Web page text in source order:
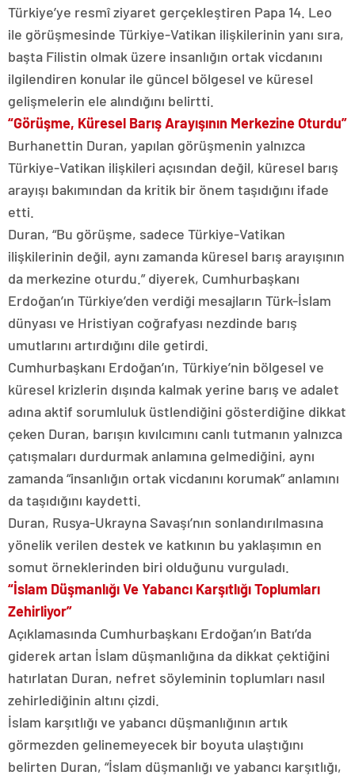
Türkiye’ye resmî ziyaret gerçekleştiren Papa 14. Leo
ile görüşmesinde Türkiye-Vatikan ilişkilerinin yanı sıra,
başta Filistin olmak üzere insanlığın ortak vicdanını
ilgilendiren konular ile güncel bölgesel ve küresel
gelişmelerin ele alındığını belirtti.
“Görüşme, Küresel Barış Arayışının Merkezine Oturdu”
Burhanettin Duran, yapılan görüşmenin yalnızca
Türkiye-Vatikan ilişkileri açısından değil, küresel barış
arayışı bakımından da kritik bir önem taşıdığını ifade
etti.
Duran, “Bu görüşme, sadece Türkiye-Vatikan
ilişkilerinin değil, aynı zamanda küresel barış arayışının
da merkezine oturdu.” diyerek, Cumhurbaşkanı
Erdoğan’ın Türkiye’den verdiği mesajların Türk-İslam
dünyası ve Hristiyan coğrafyası nezdinde barış
umutlarını artırdığını dile getirdi.
Cumhurbaşkanı Erdoğan’ın, Türkiye’nin bölgesel ve
küresel krizlerin dışında kalmak yerine barış ve adalet
adına aktif sorumluluk üstlendiğini gösterdiğine dikkat
çeken Duran, barışın kıvılcımını canlı tutmanın yalnızca
çatışmaları durdurmak anlamına gelmediğini, aynı
zamanda “insanlığın ortak vicdanını korumak” anlamını
da taşıdığını kaydetti.
Duran, Rusya-Ukrayna Savaşı’nın sonlandırılmasına
yönelik verilen destek ve katkının bu yaklaşımın en
somut örneklerinden biri olduğunu vurguladı.
“İslam Düşmanlığı Ve Yabancı Karşıtlığı Toplumları
Zehirliyor”
Açıklamasında Cumhurbaşkanı Erdoğan’ın Batı’da
giderek artan İslam düşmanlığına da dikkat çektiğini
hatırlatan Duran, nefret söyleminin toplumları nasıl
zehirlediğinin altını çizdi.
İslam karşıtlığı ve yabancı düşmanlığının artık
görmezden gelinemeyecek bir boyuta ulaştığını
belirten Duran, “İslam düşmanlığı ve yabancı karşıtlığı,